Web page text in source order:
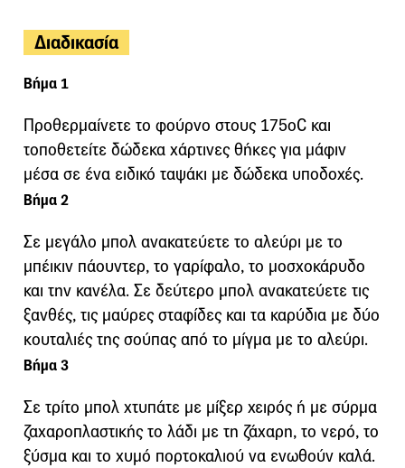
Διαδικασία
Βήμα 1
Προθερμαίνετε το φούρνο στους 175oC και
τοποθετείτε δώδεκα χάρτινες θήκες για μάφιν
μέσα σε ένα ειδικό ταψάκι με δώδεκα υποδοχές.
Βήμα 2
Σε μεγάλο μπολ ανακατεύετε το αλεύρι με το
μπέικιν πάουντερ, το γαρίφαλο, το μοσχοκάρυδο
και την κανέλα. Σε δεύτερο μπολ ανακατεύετε τις
ξανθές, τις μαύρες σταφίδες και τα καρύδια με δύο
κουταλιές της σούπας από το μίγμα με το αλεύρι.
Βήμα 3
Σε τρίτο μπολ χτυπάτε με μίξερ χειρός ή με σύρμα
ζαχαροπλαστικής το λάδι με τη ζάχαρη, το νερό, το
ξύσμα και το χυμό πορτοκαλιού να ενωθούν καλά.